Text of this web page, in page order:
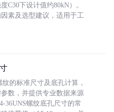
C30下设计值约80kN）。
素及选型建议，适用于工
的标准尺寸及底孔计算，
数，并提供专业数据来源
36UNS螺纹底孔尺寸的常